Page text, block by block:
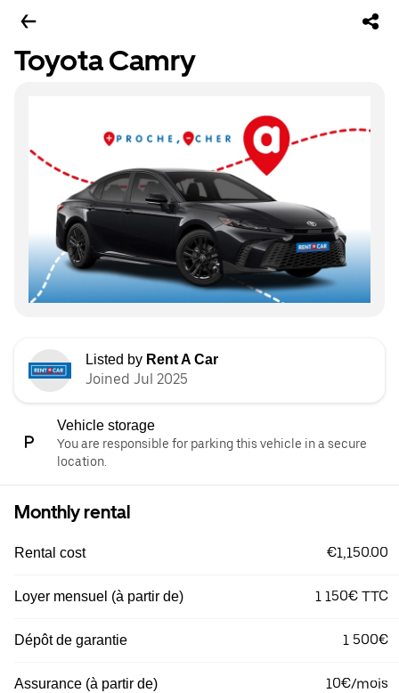
Toyota Camry
Listed by Rent A Car
Joined Jul 2025
Vehicle storage
You are responsible for parking this vehicle in a secure
location.
Monthly rental
Rental cost €1,150.00
Loyer mensuel (à partir de) 1 150€ TTC
Dépôt de garantie 1 500€
Assurance (à partir de) 10€/mois